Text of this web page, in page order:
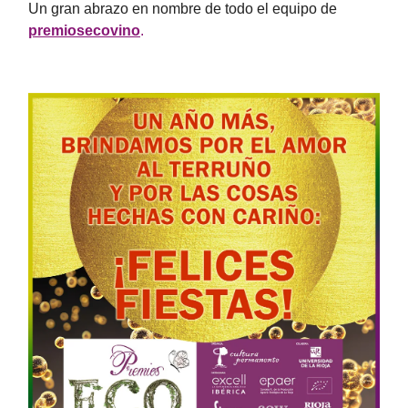
Un gran abrazo en nombre de todo el equipo de
premiosecovino.